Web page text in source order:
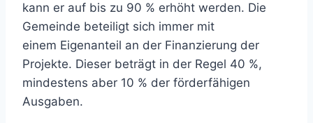
kann er auf bis zu 90 % erhöht werden. Die
Gemeinde beteiligt sich immer mit
einem Eigenanteil an der Finanzierung der
Projekte. Dieser beträgt in der Regel 40 %,
mindestens aber 10 % der förderfähigen
Ausgaben.